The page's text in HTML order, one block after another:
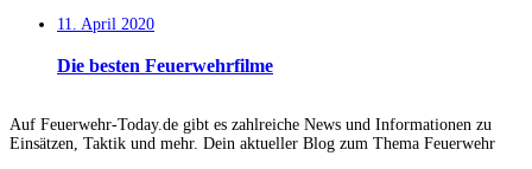
11. April 2020
Die besten Feuerwehrfilme
Auf Feuerwehr-Today.de gibt es zahlreiche News und Informationen zu
Einsätzen, Taktik und mehr. Dein aktueller Blog zum Thema Feuerwehr